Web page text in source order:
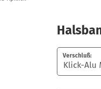
Verschluß: